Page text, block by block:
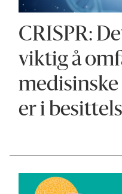
CRISPR:
viktig å
er i